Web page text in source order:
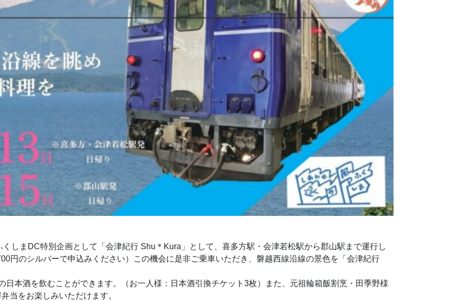
しまDC特別企画として「会津紀行 Shu＊Kura」として、喜多方駅・会津若松駅から郡山駅まで運行し
円のシルバーで申込みください）この機会に是非ご乗車いただき、磐越西線沿線の景色を「会津紀行
日本酒を飲むことができます。（お一人様：日本酒引換チケット3枚）また、元祖輪箱飯割烹・田季野様
当をお楽しみいただけます。